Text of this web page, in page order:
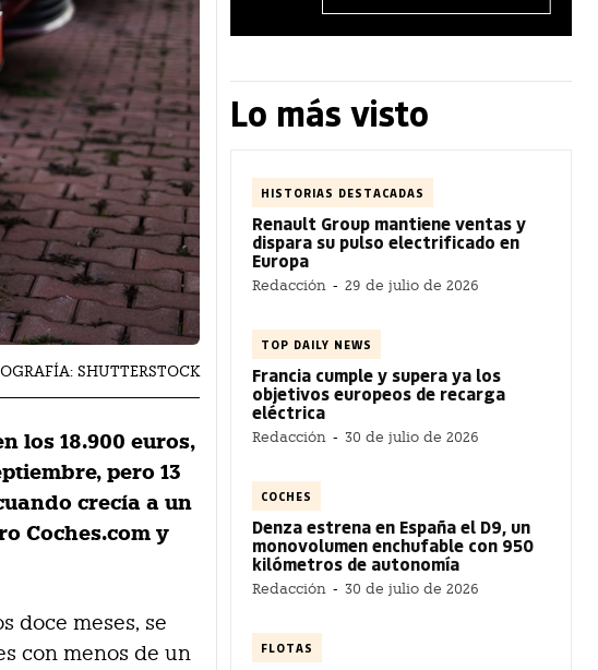
SHUTTERSTOCK
los 18.900 euros,
pero 13
crecía a un
Coches.com y
doce meses, se
con menos de un
Lo más visto
HISTORIAS DESTACADAS
Renault Group mantiene ventas y
dispara su pulso electrificado en
Europa
Redacción - 29 de julio de 2026
TOP DAILY NEWS
Francia cumple y supera ya los
objetivos europeos de recarga
eléctrica
Redacción - 30 de julio de 2026
COCHES
Denza estrena en España el D9, un
monovolumen enchufable con 950
kilómetros de autonomía
Redacción - 30 de julio de 2026
FLOTAS